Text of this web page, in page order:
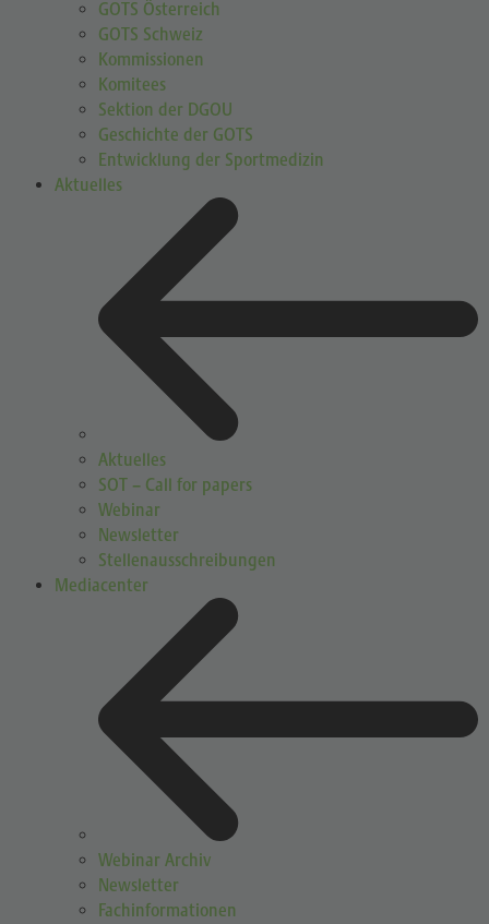
GOTS Österreich
GOTS Schweiz
Kommissionen
Komitees
Sektion der DGOU
Geschichte der GOTS
Entwicklung der Sportmedizin
Aktuelles
Aktuelles
SOT – Call for papers
Webinar
Newsletter
Stellenausschreibungen
Mediacenter
Webinar Archiv
Newsletter
Fachinformationen